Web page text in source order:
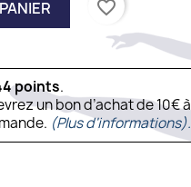
favorite_border
points.
un bon d’achat de 10€ à
(Plus d'informations).